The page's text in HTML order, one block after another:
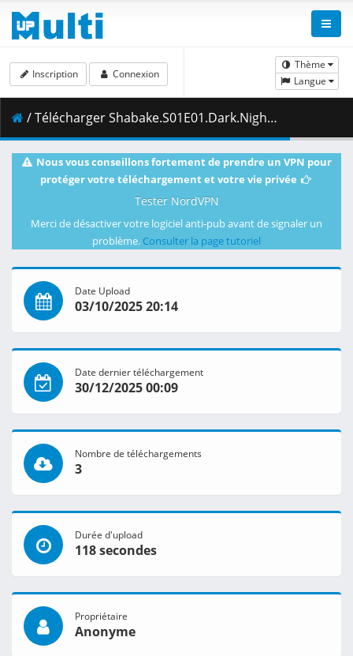
Thème
Langue
Inscription Connexion
/ Télécharger Shabake.S01E01.Dark.Night.1080p.CR.WEB-DL.JPN.AAC2.0.H.264.MSubs-ToonsHub.mkv.003 ( 445.81 MB )
Nous vous conseillons fortement de prendre un VPN pour
protéger votre téléchargement et votre vie privée
Tester NordVPN
Merci de désactiver votre logiciel anti-pub avant de signaler un
problème. Consulter la page tutoriel
Date Upload
03/10/2025 20:14
Date dernier téléchargement
30/12/2025 00:09
Nombre de téléchargements
3
Durée d'upload
118 secondes
Propriétaire
Anonyme